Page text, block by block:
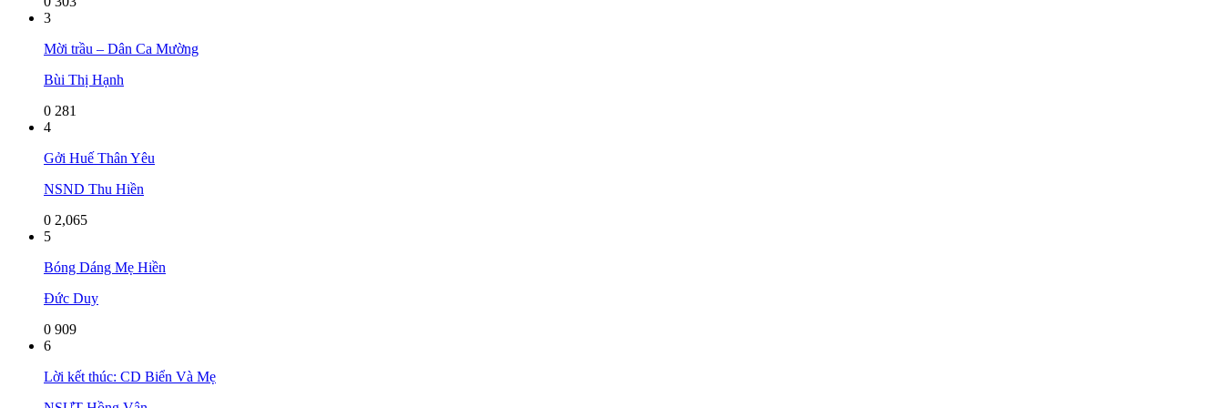
3
Mời trầu – Dân Ca Mường
Bùi Thị Hạnh
0 281
4
Gởi Huế Thân Yêu
NSND Thu Hiền
0 2,065
5
Bóng Dáng Mẹ Hiền
Đức Duy
0 909
6
Lời kết thúc: CD Biển Và Mẹ